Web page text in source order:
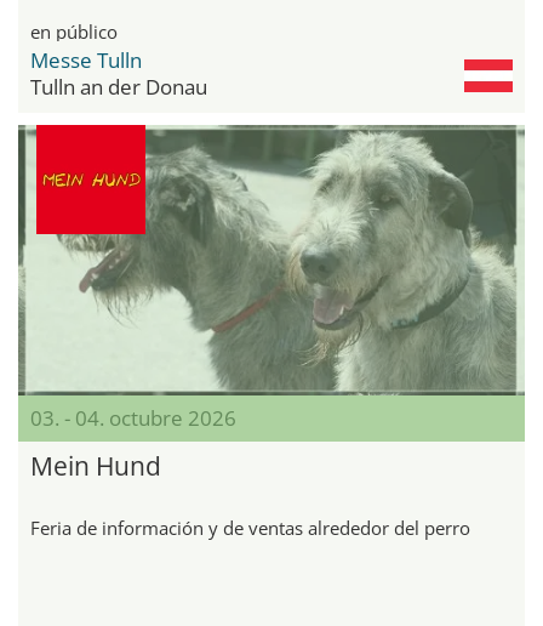
en público
Messe Tulln
Tulln an der Donau
03. - 04. octubre 2026
Mein Hund
Feria de información y de ventas alrededor del perro